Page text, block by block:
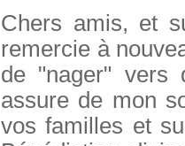
Chers amis, et
remercie à
de "nager" vers
assure de mon
vos familles et